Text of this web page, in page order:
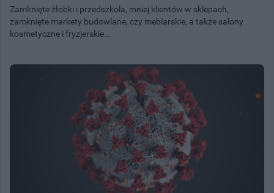
Zamknięte żłobki i przedszkola, mniej klientów w sklepach,
zamknięte markety budowlane, czy meblarskie, a także salony
kosmetyczne i fryzjerskie...